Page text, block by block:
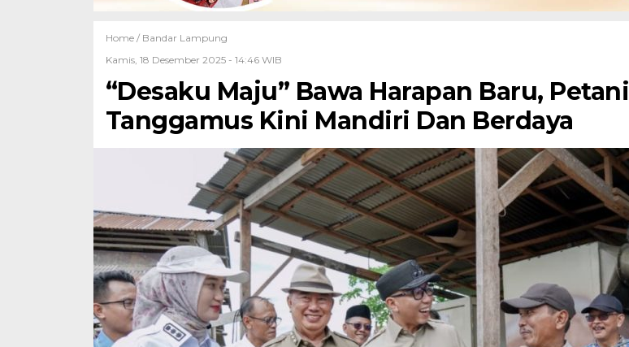
Home / Bandar Lampung
Kamis, 18 Desember 2025 - 14:46 WIB
“Desaku Maju” Bawa Harapan Baru, Petani
Tanggamus Kini Mandiri Dan Berdaya